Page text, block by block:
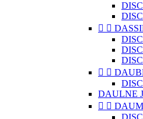
 
 
DAULNE
 